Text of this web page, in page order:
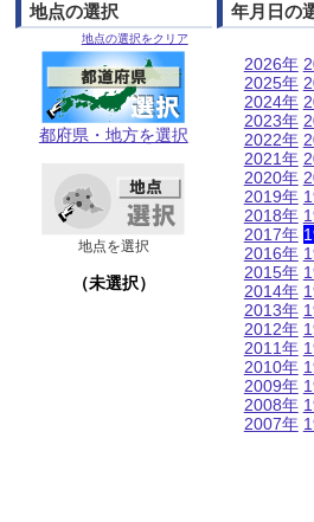
地点の選択
地点の選択をクリア
都府県・地方を選択
地点を選択
（未選択）
年月日の
2026年
2025年
2024年
2023年
2022年
2021年
2020年
2019年
2018年
2017年
2016年
2015年
2014年
2013年
2012年
2011年
2010年
2009年
2008年
2007年